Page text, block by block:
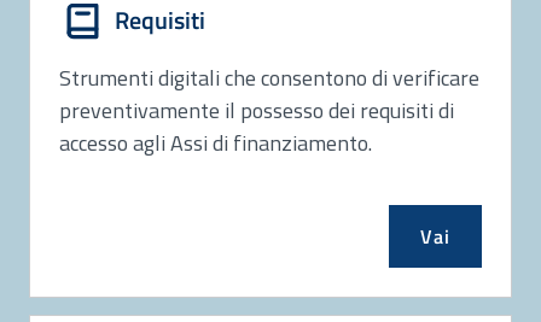
Requisiti
Strumenti digitali che consentono di verificare
preventivamente il possesso dei requisiti di
accesso agli Assi di finanziamento.
Vai